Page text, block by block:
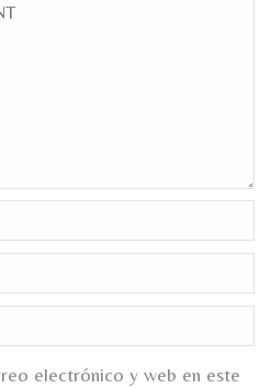
electrónico y web en este